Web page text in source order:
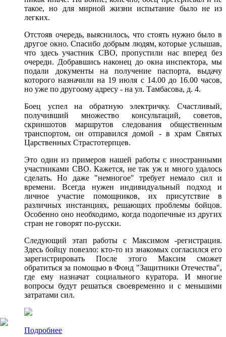
такое, но для мирной жизни испытание было не из
легких.
Отстояв очередь, выяснилось, что стоять нужно было в
другое окно. Спасибо добрым людям, которые услышав,
что здесь участник СВО, пропустили нас вперед без
очереди. Добравшись наконец до окна инспектора, мы
подали документы на получение паспорта, выдачу
которого назначили на 19 июля с 14.00 до 16.00 часов,
но уже по другоому адресу - на ул. Тамбасова, д. 4.
Боец успел на обратную электричку. Счастливый,
получивший множество консультаций, советов,
скриншотов маршрутов следования общественным
транспортом, он отправился домой - в храм Святых
Царственных Страстотерпцев.
Это один из примеров нашей работы с иностранными
участниками СВО. Кажется, не так уж и много удалось
сделать. Но даже "немногое" требует немало сил и
времени. Всегда нужен индивидуальный подход и
личное участие помощников, их присутствие в
различных инстанциях, решающих проблемы бойцов.
Особенно оно необходимо, когда подопечные из других
стран не говорят по-русски.
Следующий этап работы с Максимом -регистрация.
Здесь бойцу повезло: кто-то из знакомых согласился его
зарегистрировать После этого Максим сможет
обратиться за помощью в Фонд "Защитники Отечества",
где ему назначат социального куратора. И многие
вопросы будут решаться своевременно и с меньшими
затратами сил.
Подробнее